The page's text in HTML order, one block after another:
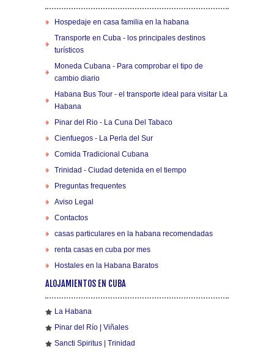
Hospedaje en casa familia en la habana
Transporte en Cuba - los principales destinos
turísticos
Moneda Cubana - Para comprobar el tipo de
cambio diario
Habana Bus Tour - el transporte ideal para visitar La
Habana
Pinar del Rio - La Cuna Del Tabaco
Cienfuegos - La Perla del Sur
Comida Tradicional Cubana
Trinidad - Ciudad detenida en el tiempo
Preguntas frequentes
Aviso Legal
Contactos
casas particulares en la habana recomendadas
renta casas en cuba por mes
Hostales en la Habana Baratos
ALOJAMIENTOS EN CUBA
La Habana
Pinar del Río | Viñales
Sancti Spiritus | Trinidad